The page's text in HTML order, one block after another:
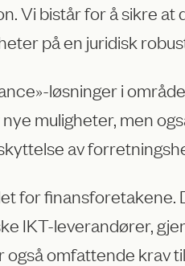
Vi bistår for å sikre
på en juridisk
løsninger i
muligheter, men
av
for
IKT-leverandører,
omfattende